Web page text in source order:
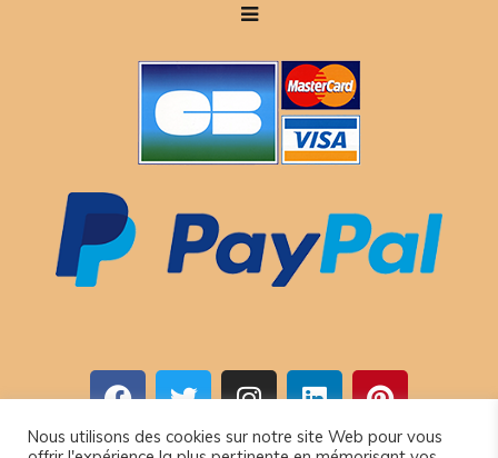
Nous utilisons des cookies sur notre site Web pour vous